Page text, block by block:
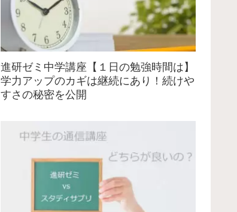
進研ゼミ中学講座【１日の勉強時間は】
学力アップのカギは継続にあり！続けや
すさの秘密を公開